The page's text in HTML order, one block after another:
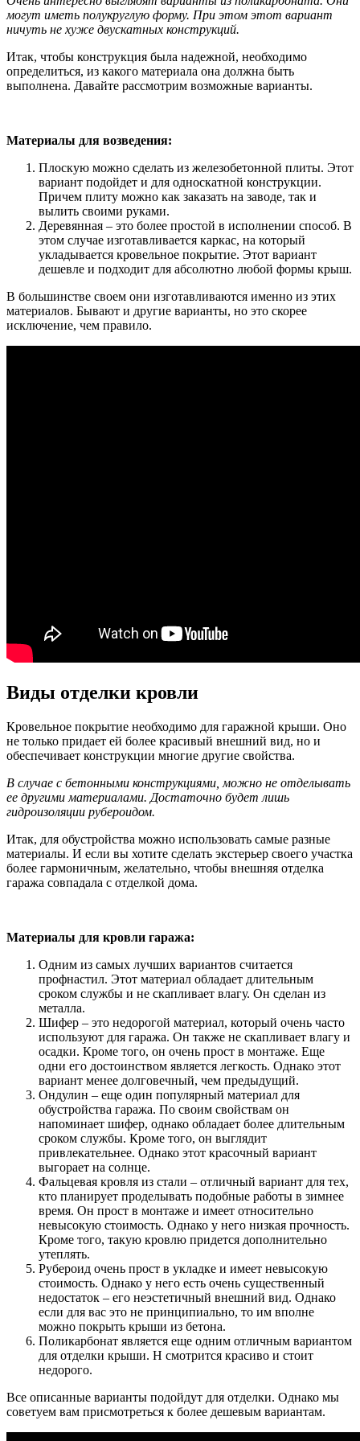
могут иметь полукруглую форму. При этом этот вариант
ничуть не хуже двускатных конструкций.
Итак, чтобы конструкция была надежной, необходимо
определиться, из какого материала она должна быть
выполнена. Давайте рассмотрим возможные варианты.
Материалы для возведения:
Плоскую можно сделать из железобетонной плиты. Этот
вариант подойдет и для односкатной конструкции.
Причем плиту можно как заказать на заводе, так и
вылить своими руками.
Деревянная – это более простой в исполнении способ. В
этом случае изготавливается каркас, на который
укладывается кровельное покрытие. Этот вариант
дешевле и подходит для абсолютно любой формы крыш.
В большинстве своем они изготавливаются именно из этих
материалов. Бывают и другие варианты, но это скорее
исключение, чем правило.
Виды отделки кровли
Кровельное покрытие необходимо для гаражной крыши. Оно
не только придает ей более красивый внешний вид, но и
обеспечивает конструкции многие другие свойства.
В случае с бетонными конструкциями, можно не отделывать
ее другими материалами. Достаточно будет лишь
гидроизоляции рубероидом.
Итак, для обустройства можно использовать самые разные
материалы. И если вы хотите сделать экстерьер своего участка
более гармоничным, желательно, чтобы внешняя отделка
гаража совпадала с отделкой дома.
Материалы для кровли гаража:
Одним из самых лучших вариантов считается
профнастил. Этот материал обладает длительным
сроком службы и не скапливает влагу. Он сделан из
металла.
Шифер – это недорогой материал, который очень часто
используют для гаража. Он также не скапливает влагу и
осадки. Кроме того, он очень прост в монтаже. Еще
одни его достоинством является легкость. Однако этот
вариант менее долговечный, чем предыдущий.
Ондулин – еще один популярный материал для
обустройства гаража. По своим свойствам он
напоминает шифер, однако обладает более длительным
сроком службы. Кроме того, он выглядит
привлекательнее. Однако этот красочный вариант
выгорает на солнце.
Фальцевая кровля из стали – отличный вариант для тех,
кто планирует проделывать подобные работы в зимнее
время. Он прост в монтаже и имеет относительно
невысокую стоимость. Однако у него низкая прочность.
Кроме того, такую кровлю придется дополнительно
утеплять.
Рубероид очень прост в укладке и имеет невысокую
стоимость. Однако у него есть очень существенный
недостаток – его неэстетичный внешний вид. Однако
если для вас это не принципиально, то им вполне
можно покрыть крыши из бетона.
Поликарбонат является еще одним отличным вариантом
для отделки крыши. Н смотрится красиво и стоит
недорого.
Все описанные варианты подойдут для отделки. Однако мы
советуем вам присмотреться к более дешевым вариантам.